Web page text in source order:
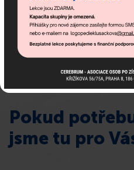
Pokud
jsme tu pro